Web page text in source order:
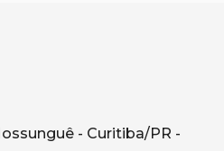
- Curitiba/PR -